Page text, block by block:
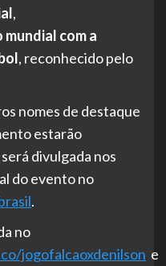
,
com a
, reconhecido pelo
nomes de destaque
estarão
divulgada nos
do evento no
.
no
jogofalcaoxdenilson e